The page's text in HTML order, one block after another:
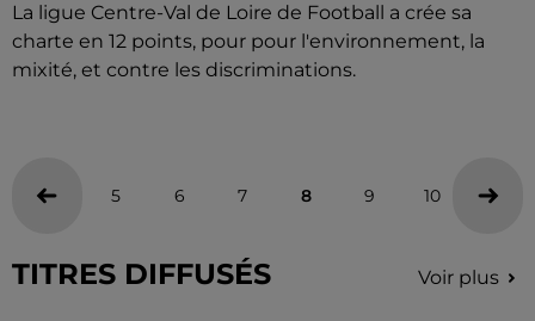
La ligue Centre-Val de Loire de Football a crée sa
charte en 12 points, pour pour l'environnement, la
mixité, et contre les discriminations.
5 6 7 8 9 10 11
TITRES DIFFUSÉS Voir plus